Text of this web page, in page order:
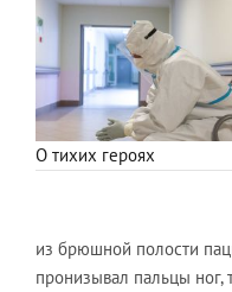
О тихих героях
из брюшной полости
пронизывал пальцы ног,